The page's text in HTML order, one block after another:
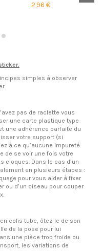
2,96 €
simples à observer
pas de raclette vous
une carte plastique type
une adhérence parfaite du
votre support (si
à ce qu’aucune impureté
de se voir une fois votre
cloques. Dans le cas d’un
en plusieurs étapes :
pour vous aider à fixer
ou d’un ciseau pour couper
colis tube, ôtez-le de son
de la pose pour lui
une pièce trop froide ou
les variations de